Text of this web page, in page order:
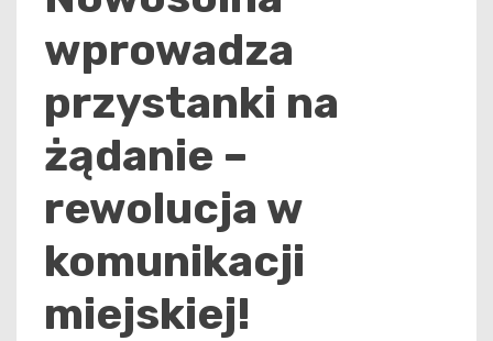
wprowadza
przystanki na
żądanie –
rewolucja w
komunikacji
miejskiej!